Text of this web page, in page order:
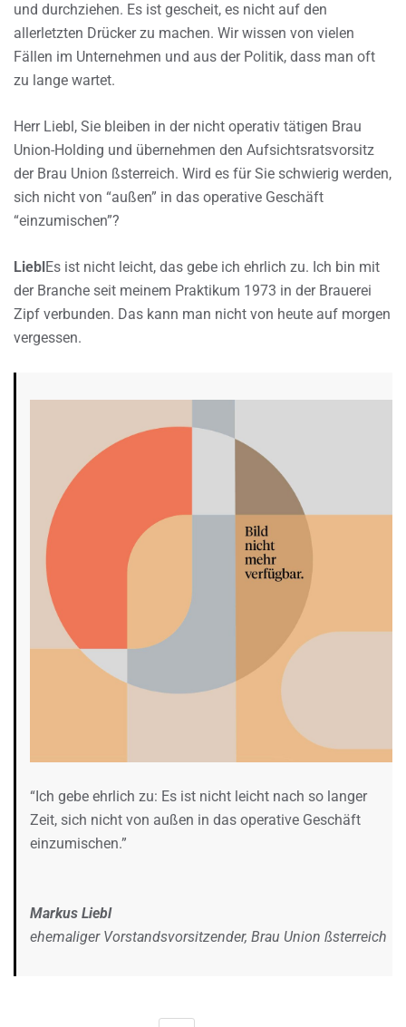
und durchziehen. Es ist gescheit, es nicht auf den
allerletzten Drücker zu machen. Wir wissen von vielen
Fällen im Unternehmen und aus der Politik, dass man oft
zu lange wartet.
Herr Liebl, Sie bleiben in der nicht operativ tätigen Brau
Union-Holding und übernehmen den Aufsichtsratsvorsitz
der Brau Union ßsterreich. Wird es für Sie schwierig werden,
sich nicht von “außen” in das operative Geschäft
“einzumischen”?
LieblEs ist nicht leicht, das gebe ich ehrlich zu. Ich bin mit
der Branche seit meinem Praktikum 1973 in der Brauerei
Zipf verbunden. Das kann man nicht von heute auf morgen
vergessen.
“Ich gebe ehrlich zu: Es ist nicht leicht nach so langer
Zeit, sich nicht von außen in das operative Geschäft
einzumischen.”
Markus Liebl
ehemaliger Vorstandsvorsitzender, Brau Union ßsterreich